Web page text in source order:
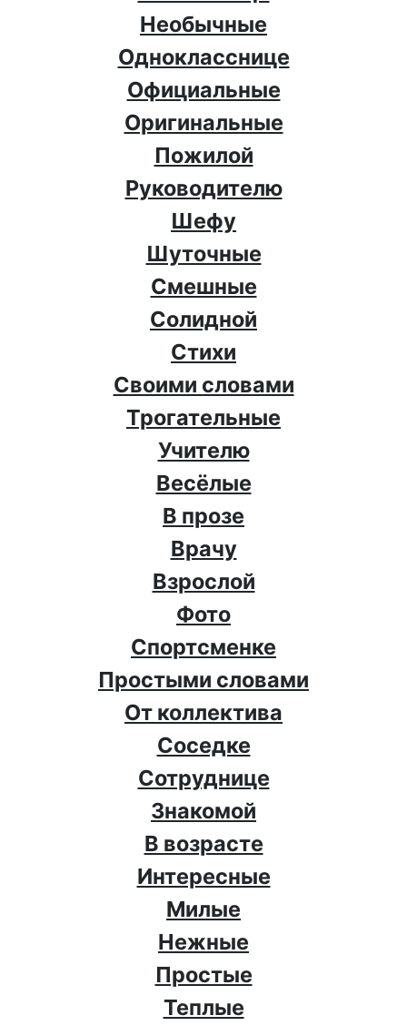
Необычные
Однокласснице
Официальные
Оригинальные
Пожилой
Руководителю
Шефу
Шуточные
Смешные
Солидной
Стихи
Своими словами
Трогательные
Учителю
Весёлые
В прозе
Врачу
Взрослой
Фото
Спортсменке
Простыми словами
От коллектива
Соседке
Сотруднице
Знакомой
В возрасте
Интересные
Милые
Нежные
Простые
Теплые